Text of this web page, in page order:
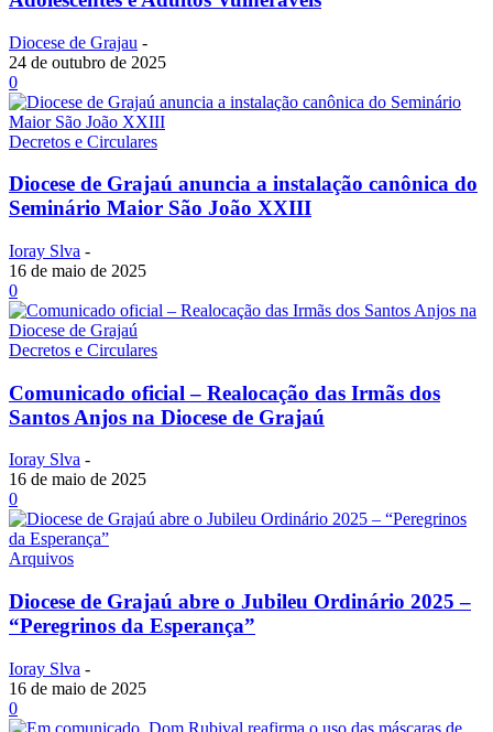
Diocese de Grajau -
24 de outubro de 2025
0
Decretos e Circulares
Diocese de Grajaú anuncia a instalação canônica do
Seminário Maior São João XXIII
Ioray Slva -
16 de maio de 2025
0
Decretos e Circulares
Comunicado oficial – Realocação das Irmãs dos
Santos Anjos na Diocese de Grajaú
Ioray Slva -
16 de maio de 2025
0
Arquivos
Diocese de Grajaú abre o Jubileu Ordinário 2025 –
“Peregrinos da Esperança”
Ioray Slva -
16 de maio de 2025
0